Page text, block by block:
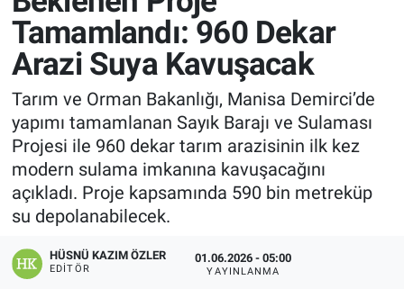
Tamamlandı: 960 Dekar
Arazi Suya Kavuşacak
Tarım ve Orman Bakanlığı, Manisa Demirci’de
yapımı tamamlanan Sayık Barajı ve Sulaması
Projesi ile 960 dekar tarım arazisinin ilk kez
modern sulama imkanına kavuşacağını
açıkladı. Proje kapsamında 590 bin metreküp
su depolanabilecek.
HÜSNÜ KAZIM ÖZLER
EDITÖR
01.06.2026 - 05:00
YAYINLANMA
Manşet
Resmi İlanlar
Sağlık
Son Dakika
Spor
Uşak Haberleri